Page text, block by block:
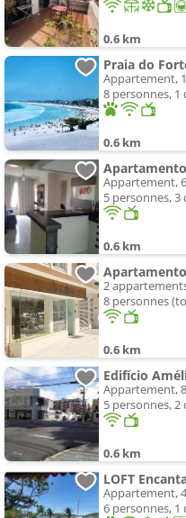
0.6 km
Praia do
Appartement,
8 personnes, 1
0.6 km
Appartement,
5 personnes, 3
0.6 km
2
8 personnes
0.6 km
Edifício
Appartement,
5 personnes, 2
0.6 km
LOFT
Appartement,
6 personnes, 1